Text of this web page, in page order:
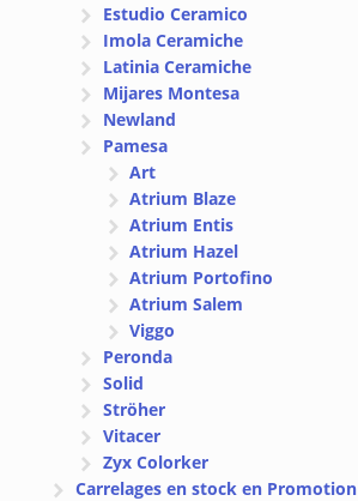
Estudio Ceramico
Imola Ceramiche
Latinia Ceramiche
Mijares Montesa
Newland
Pamesa
Art
Atrium Blaze
Atrium Entis
Atrium Hazel
Atrium Portofino
Atrium Salem
Viggo
Peronda
Solid
Ströher
Vitacer
Zyx Colorker
Carrelages en stock en Promotion